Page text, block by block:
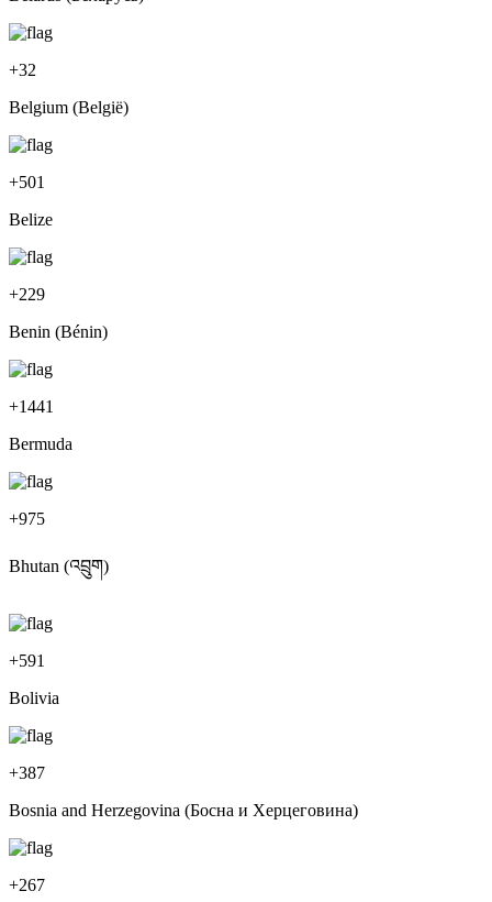
+32
Belgium (België)
+501
Belize
+229
Benin (Bénin)
+1441
Bermuda
+975
Bhutan (འབྲུག)
+591
Bolivia
+387
Bosnia and Herzegovina (Босна и Херцеговина)
+267